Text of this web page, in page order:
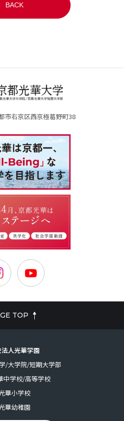
BACK
市右京区西京極葛野町38
TOP
人光華学園
/大学院/短期大学部
中学校/高等学校
華小学校
華幼稚園